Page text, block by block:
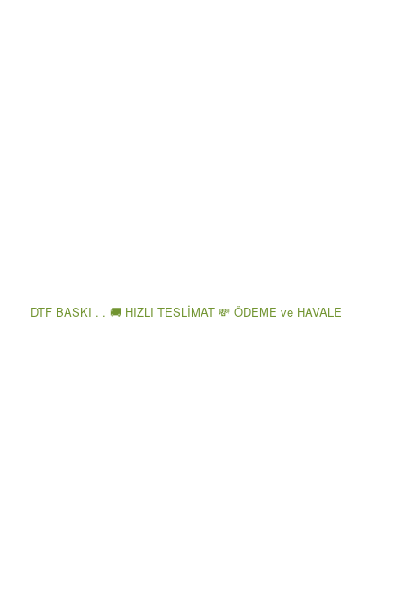
DTF BASKI . . 🚚 HIZLI TESLİMAT 💸 ÖDEME ve HAVALE